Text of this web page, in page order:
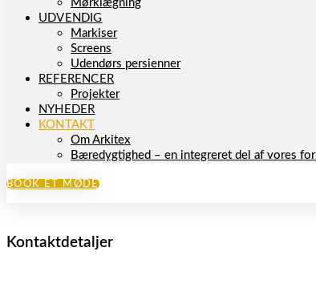
Mørklægning
UDVENDIG
Markiser
Screens
Udendørs persienner
REFERENCER
Projekter
NYHEDER
KONTAKT
Om Arkitex
Bæredygtighed – en integreret del af vores
BOOK ET MØDE
Kontaktdetaljer